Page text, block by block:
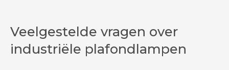
Veelgestelde vragen over
industriële plafondlampen